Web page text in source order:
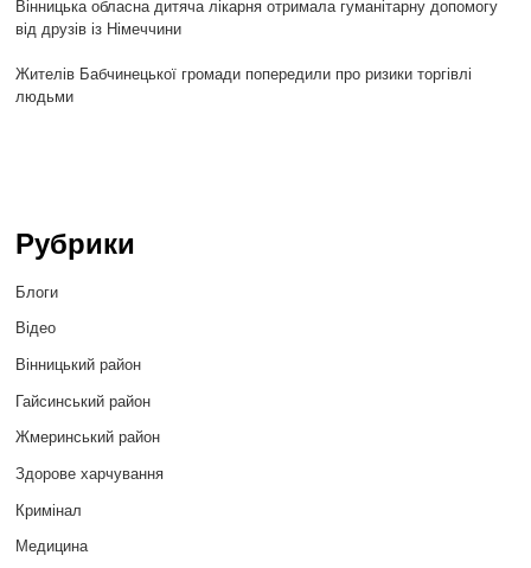
Вінницька обласна дитяча лікарня отримала гуманітарну допомогу
від друзів із Німеччини
Жителів Бабчинецької громади попередили про ризики торгівлі
людьми
Рубрики
Блоги
Відео
Вінницький район
Гайсинський район
Жмеринський район
Здорове харчування
Кримінал
Медицина